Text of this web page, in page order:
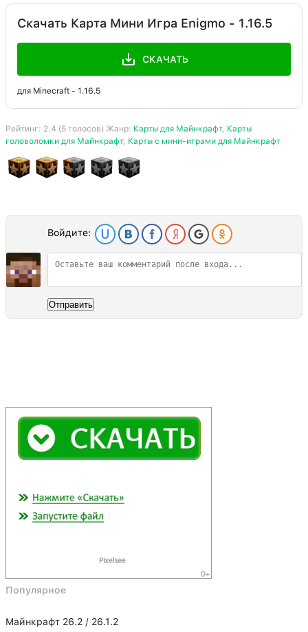
Скачать Карта Мини Игра Enigmo - 1.16.5
СКАЧАТЬ
для Minecraft - 1.16.5
Рейтинг: 2.4 (5 голосов) Жанр: Карты для Майнкрафт, Карты
головоломки для Майнкрафт, Карты с мини-играми для Майнкрафт
Войдите:
Отправить
Популярное
Майнкрафт 26.2 / 26.1.2